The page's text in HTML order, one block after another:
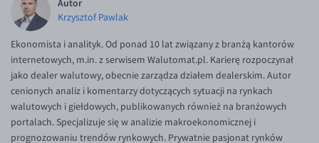
Krzysztof Pawlak
Ekonomista i analityk. Od ponad 10 lat związany z branżą kantorów
internetowych, m.in. z serwisem Walutomat.pl. Karierę rozpoczynał
jako dealer walutowy, obecnie zarządza działem dealerskim. Autor
cenionych analiz i komentarzy dotyczących sytuacji na rynkach
walutowych i giełdowych, publikowanych również na branżowych
portalach. Specjalizuje się w analizie makroekonomicznej i
prognozowaniu trendów rynkowych. Prywatnie pasjonat rynków